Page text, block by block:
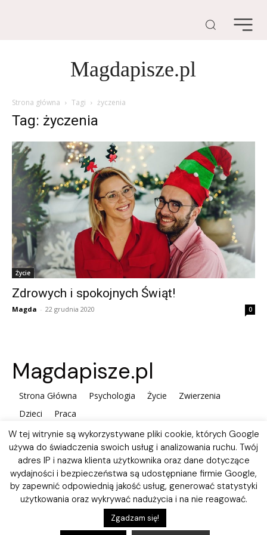
Magdapisze.pl
Strona główna Tagi życzenia
Tag: życzenia
Życie
Zdrowych i spokojnych Świąt!
Magda - 22 grudnia 2020 0
Magdapisze.pl
Strona Główna Psychologia Życie
Zwierzenia
Dzieci
Praca
W tej witrynie są wykorzystywane pliki cookie, których Google
używa do świadczenia swoich usług i analizowania ruchu. Twój
adres IP i nazwa klienta użytkownika oraz dane dotyczące
wydajności i bezpieczeństwa są udostępniane firmie Google,
by zapewnić odpowiednią jakość usług, generować statystyki
użytkowania oraz wykrywać nadużycia i na nie reagować.
Zgadzam się!